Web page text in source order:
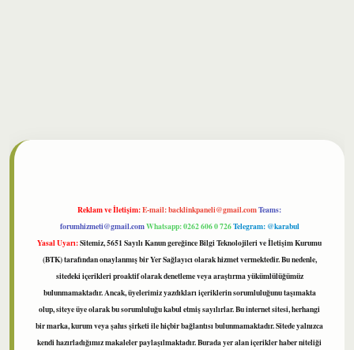
Reklam ve İletişim:E-mail:backlinkpaneli@gmail.comTeams:
forumhizmeti@gmail.comWhatsapp: 0262 606 0 726Telegram: @karabul
Yasal Uyarı:Sitemiz, 5651 Sayılı Kanun gereğince Bilgi Teknolojileri ve İletişim Kurumu
(BTK) tarafından onaylanmış bir Yer Sağlayıcı olarak hizmet vermektedir. Bu nedenle,
sitedeki içerikleri proaktif olarak denetleme veya araştırma yükümlülüğümüz
bulunmamaktadır. Ancak, üyelerimiz yazdıkları içeriklerin sorumluluğunu taşımakta
olup, siteye üye olarak bu sorumluluğu kabul etmiş sayılırlar. Bu internet sitesi, herhangi
bir marka, kurum veya şahıs şirketi ile hiçbir bağlantısı bulunmamaktadır. Sitede yalnızca
kendi hazırladığımız makaleler paylaşılmaktadır. Burada yer alan içerikler haber niteliği